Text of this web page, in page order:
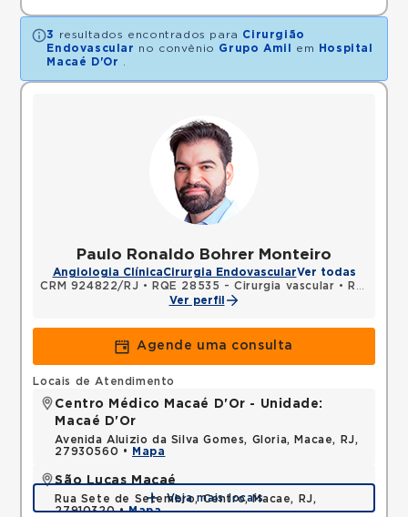
3 resultados encontrados para Cirurgião
Endovascular no convênio Grupo Amil em
Hospital
Macaé D'Or
Paulo Ronaldo Bohrer Monteiro
Angiologia ClínicaCirurgia EndovascularVer todas
CRM 924822/RJ • RQE 28535 - Cirurgia vascular •
RQE 28536 - Cirurgia geral
Ver perfil
Agende uma consulta
Locais de Atendimento
Centro Médico Macaé D'Or - Unidade:
Macaé D'Or
Avenida Aluizio da Silva Gomes, Gloria, Macae, RJ,
27930560 •
Mapa
São Lucas Macaé
Rua Sete de Setembro, Centro, Macae, RJ,
27910320 •Mapa
Veja mais locais